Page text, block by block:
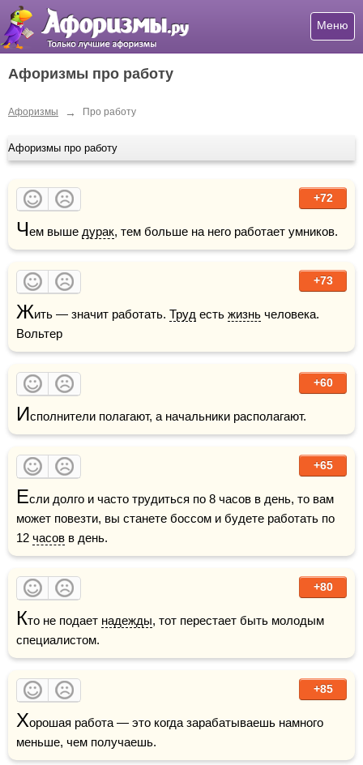
Меню
Афоризмы про работу
Афоризмы → Про работу
Афоризмы про работу
+72
Чем выше дурак, тем больше на него работает умников.
+73
Жить — значит работать. Труд есть жизнь человека.
Вольтер
+60
Исполнители полагают, а начальники располагают.
+65
Если долго и часто трудиться по 8 часов в день, то вам
может повезти, вы станете боссом и будете работать по
12 часов в день.
+80
Кто не подает надежды, тот перестает быть молодым
специалистом.
+85
Хорошая работа — это когда зарабатываешь намного
меньше, чем получаешь.